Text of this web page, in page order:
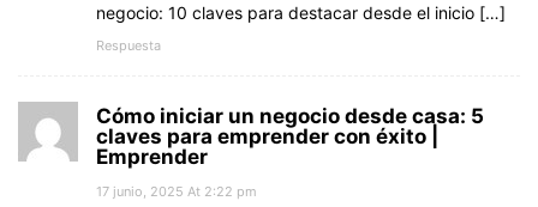
negocio: 10 claves para destacar desde el inicio […]
Respuesta
Cómo iniciar un negocio desde casa: 5
claves para emprender con éxito |
Emprender
17 junio, 2025 At 2:22 pm